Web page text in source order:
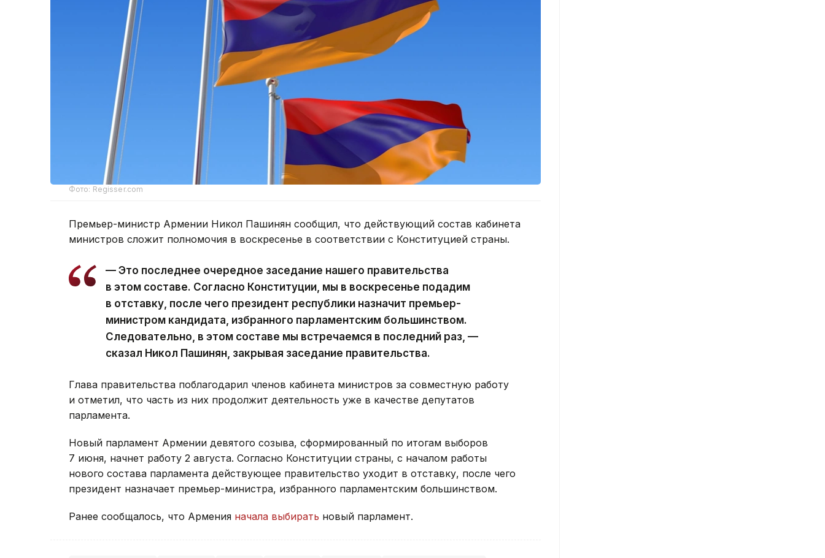
Фото: Regisser.com
Премьер-министр Армении Никол Пашинян сообщил, что действующий состав кабинета
министров сложит полномочия в воскресенье в соответствии с Конституцией страны.
— Это последнее очередное заседание нашего правительства
в этом составе. Согласно Конституции, мы в воскресенье подадим
в отставку, после чего президент республики назначит премьер-
министром кандидата, избранного парламентским большинством.
Следовательно, в этом составе мы встречаемся в последний раз, —
сказал Никол Пашинян, закрывая заседание правительства.
Глава правительства поблагодарил членов кабинета министров за совместную работу
и отметил, что часть из них продолжит деятельность уже в качестве депутатов
парламента.
Новый парламент Армении девятого созыва, сформированный по итогам выборов
7 июня, начнет работу 2 августа. Согласно Конституции страны, с началом работы
нового состава парламента действующее правительство уходит в отставку, после чего
президент назначает премьер-министра, избранного парламентским большинством.
Ранее сообщалось, что Армения начала выбирать новый парламент.